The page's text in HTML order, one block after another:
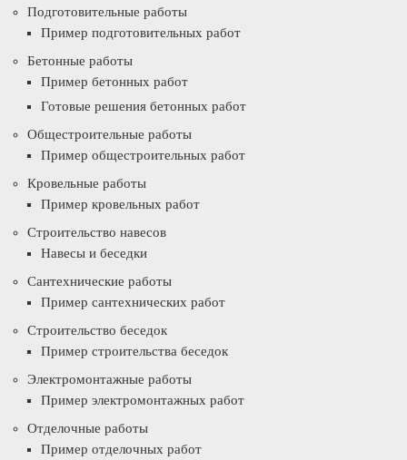
Подготовительные работы
Пример подготовительных работ
Бетонные работы
Пример бетонных работ
Готовые решения бетонных работ
Общестроительные работы
Пример общестроительных работ
Кровельные работы
Пример кровельных работ
Строительство навесов
Навесы и беседки
Сантехнические работы
Пример сантехнических работ
Строительство беседок
Пример строительства беседок
Электромонтажные работы
Пример электромонтажных работ
Отделочные работы
Пример отделочных работ